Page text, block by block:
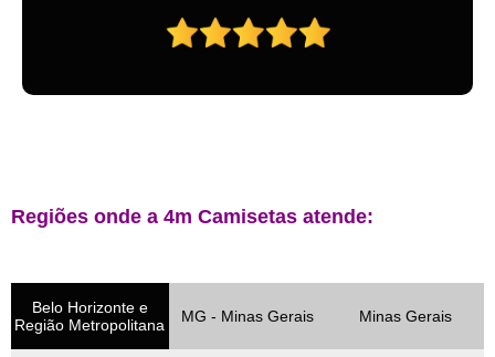
Regiões onde a 4m Camisetas atende:
Belo Horizonte e
Região Metropolitana
MG - Minas Gerais Minas Gerais